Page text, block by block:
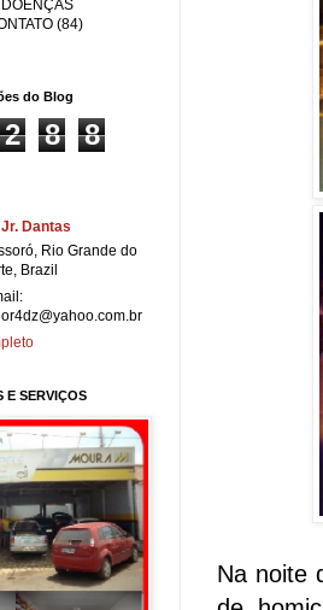
Na noite
(84)
do Blog
2 8
8
Jr. Dantas
Rio Grande do
Brazil
E SERVIÇOS